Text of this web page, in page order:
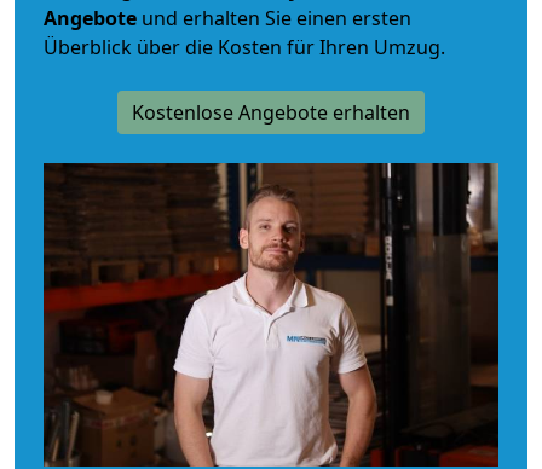
Angebote und erhalten Sie einen ersten
Überblick über die Kosten für Ihren Umzug.
Kostenlose Angebote erhalten